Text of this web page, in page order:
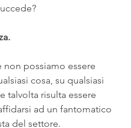
non possiamo essere
cosa, su qualsiasi
talvolta risulta essere
ad un fantomatico
del settore.